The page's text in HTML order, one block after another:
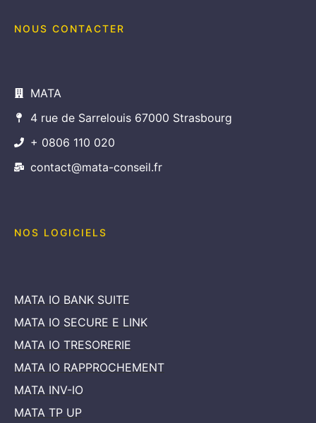
NOUS CONTACTER
MATA
4 rue de Sarrelouis 67000 Strasbourg
+ 0806 110 020
contact@mata-conseil.fr
NOS LOGICIELS
MATA IO BANK SUITE
MATA IO SECURE E LINK
MATA IO TRESORERIE
MATA IO RAPPROCHEMENT
MATA INV-IO
MATA TP UP